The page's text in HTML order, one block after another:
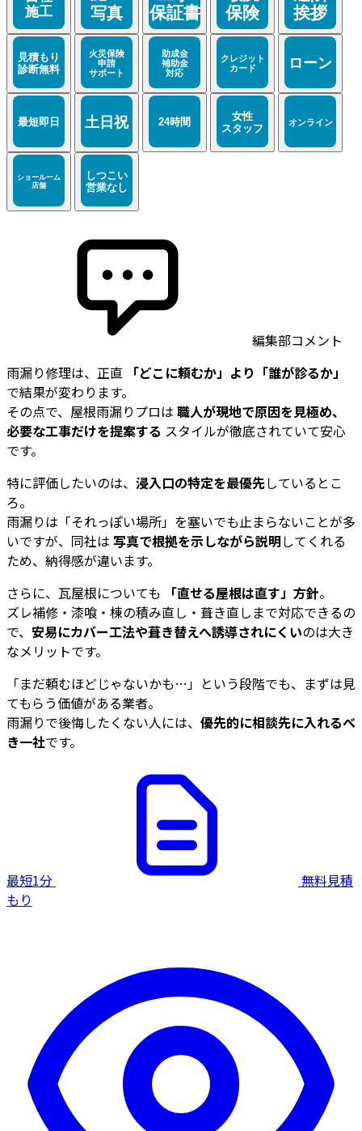
編集部コメント
雨漏り修理は、正直
「どこに頼むか」より「誰が診るか」
で結果が変わります。
その点で、屋根雨漏りプロは 職人が現地で原因を見極め、
必要な工事だけを提案する スタイルが徹底されていて安心
です。
特に評価したいのは、 浸入口の特定を最優先しているとこ
ろ。
雨漏りは「それっぽい場所」を塞いでも止まらないことが多
いですが、同社は 写真で根拠を示しながら説明してくれる
ため、納得感が違います。
さらに、瓦屋根についても
「直せる屋根は直す」方針。
ズレ補修・漆喰・棟の積み直し・葺き直しまで対応できるの
で、 安易にカバー工法や葺き替えへ誘導されにくいのは大き
なメリットです。
「まだ頼むほどじゃないかも…」という段階でも、まずは見
てもらう価値がある業者。
雨漏りで後悔したくない人には、 優先的に相談先に入れるべ
き一社です。
最短1分
無料見積
もり